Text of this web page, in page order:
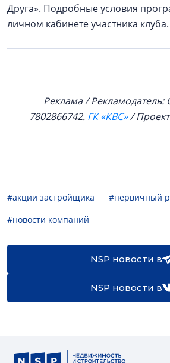
Друга». Подробные условия
личном кабинете участника клуба.
Реклама /
7802866742. ГК «КВС»/
#акции застройщика
#первичный
#новости компаний
NSP новости в
NSP новости в